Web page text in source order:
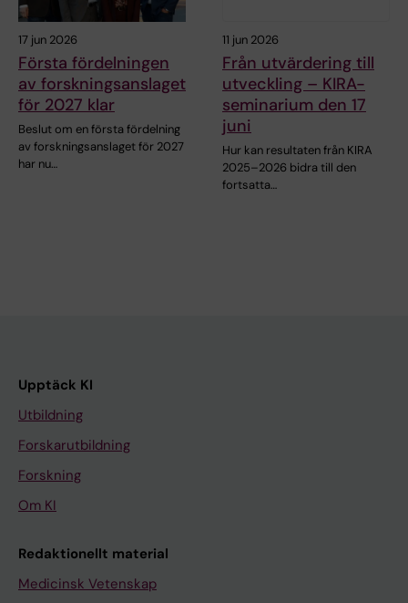
17 jun 2026
Första fördelningen
av forskningsanslaget
för 2027 klar
Beslut om en första fördelning
av forskningsanslaget för 2027
har nu…
11 jun 2026
Från utvärdering till
utveckling – KIRA-
seminarium den 17
juni
Hur kan resultaten från KIRA
2025–2026 bidra till den
fortsatta…
Upptäck KI
Utbildning
Forskarutbildning
Forskning
Om KI
Redaktionellt material
Medicinsk Vetenskap